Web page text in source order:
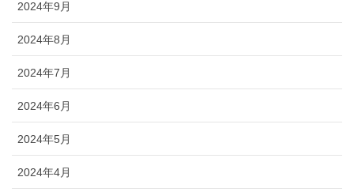
2024年9月
2024年8月
2024年7月
2024年6月
2024年5月
2024年4月